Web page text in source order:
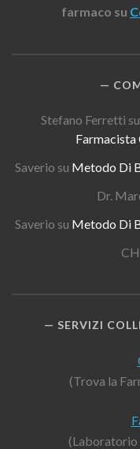
farmaco su
Stefano Ferretti su
Farmacista
Saverio su Metodo Di
Dr.
Saverio su Metodo Di
SERVIZI
(Trova la
(Laboratorio